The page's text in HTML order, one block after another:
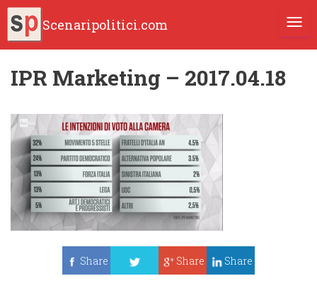
Scenaripolitici.com
IPR Marketing – 2017.04.18
Share
Share Share